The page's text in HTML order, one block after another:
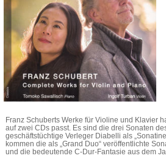
Franz Schuberts Werke für Violine und Klavier
auf zwei CDs passt. Es sind die drei Sonaten
geschäftstüchtige Verleger Diabelli als
kommen die als „Grand Duo“ veröffentlichte
und die bedeutende C-Dur-Fantasie aus dem